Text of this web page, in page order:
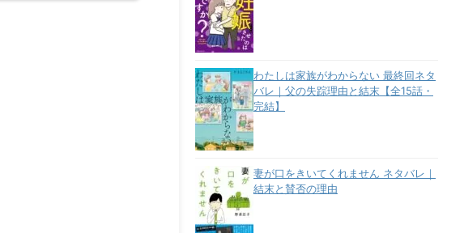
わたしは家族がわからない 最終回ネタ
バレ｜父の失踪理由と結末【全15話・
完結】
妻が口をきいてくれません ネタバレ｜
結末と賛否の理由